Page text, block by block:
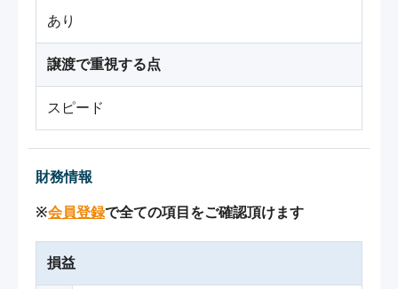
あり
譲渡で重視する点
スピード
財務情報
※会員登録で全ての項目をご確認頂けます
損益